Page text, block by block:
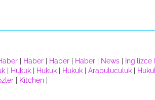
Haber Haber Haber News İngilizce
Hukuk Hukuk Hukuk Arabuluculuk
Kitchen